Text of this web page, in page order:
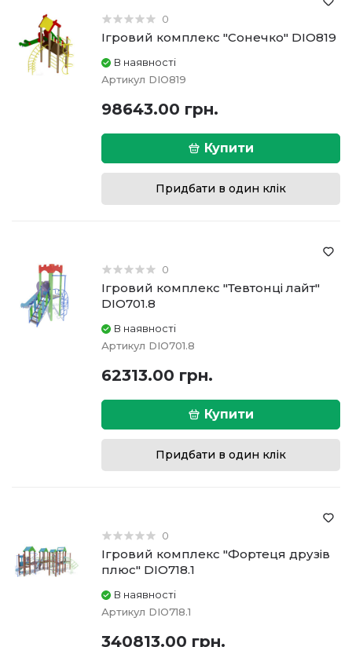
0
Ігровий комплекс "Сонечко" DIO819
В наявності
Артикул DIO819
98643.00 грн.
Купити
Придбати в один клік
0
Ігровий комплекс "Тевтонці лайт"
DIO701.8
В наявності
Артикул DIO701.8
62313.00 грн.
Купити
Придбати в один клік
0
Ігровий комплекс "Фортеця друзів
плюс" DIO718.1
В наявності
Артикул DIO718.1
340813.00 грн.